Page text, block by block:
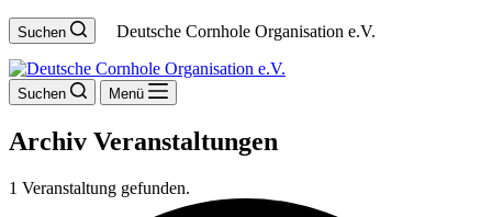
Suchen Deutsche Cornhole Organisation e.V.
Suchen Menü
Archiv Veranstaltungen
1 Veranstaltung gefunden.